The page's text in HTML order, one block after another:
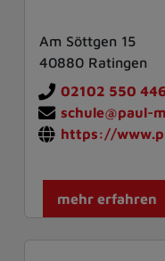
Am Söttgen 15
40880 Ratingen
02102 550
schule@paul-
https://
mehr erfahren